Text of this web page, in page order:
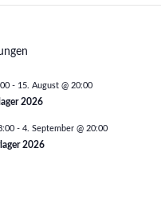
- 15. August @ 20:00
2026
- 4. September @ 20:00
2026